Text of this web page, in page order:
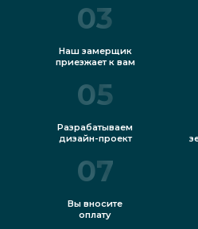
03
Наш замерщик
приезжает к вам
05
Разрабатываем
дизайн-проект
07
Вы вносите
оплату